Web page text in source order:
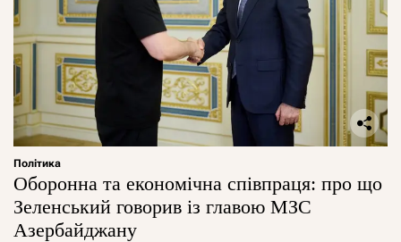
Політика
Оборонна та економічна співпраця: про що
Зеленський говорив із главою МЗС
Азербайджану